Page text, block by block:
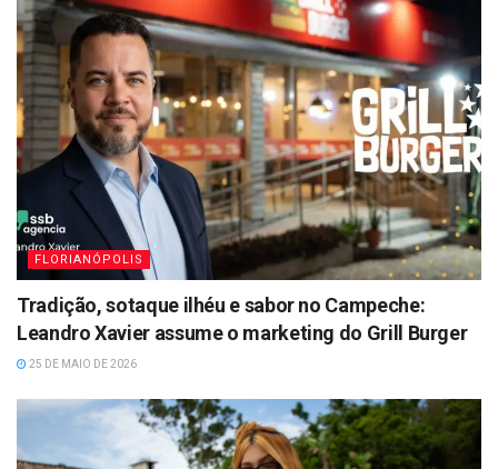
FLORIANÓPOLIS
Tradição, sotaque ilhéu e sabor no Campeche:
Leandro Xavier assume o marketing do Grill Burger
25 DE MAIO DE 2026